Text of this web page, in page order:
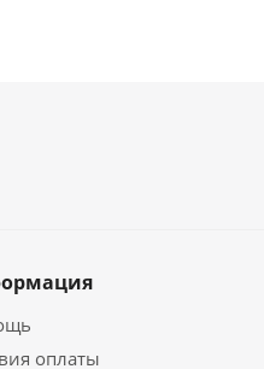
оплаты